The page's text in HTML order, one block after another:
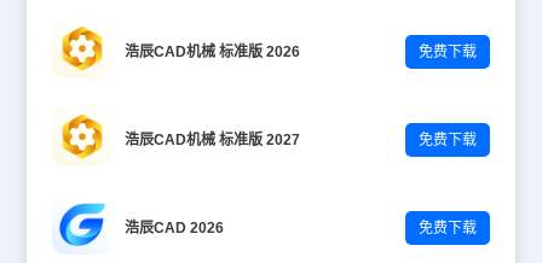
浩辰CAD机械 标准版 2026 免费下载
浩辰CAD机械 标准版 2027 免费下载
浩辰CAD 2026 免费下载